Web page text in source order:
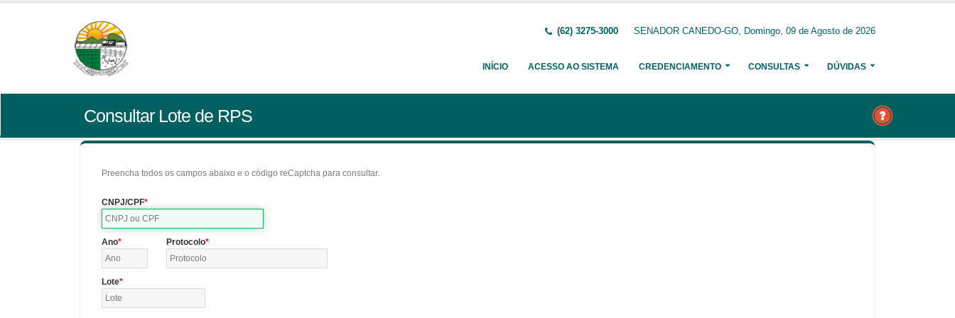
(62) 3275-3000 SENADOR CANEDO-GO, Domingo, 09 de Agosto de 2026
INÍCIO ACESSO AO SISTEMA CREDENCIAMENTO CONSULTAS DÚVIDAS
Consultar Lote de RPS
Preencha todos os campos abaixo e o código reCaptcha para consultar.
CNPJ/CPF
Ano Protocolo
Lote